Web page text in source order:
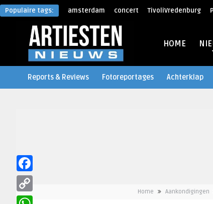
Populaire tags: amsterdam concert TivoliVredenburg
HOME
Reports & Reviews Fotoreportages Achterklap
Home Aankondigingen
Facebook
Copy